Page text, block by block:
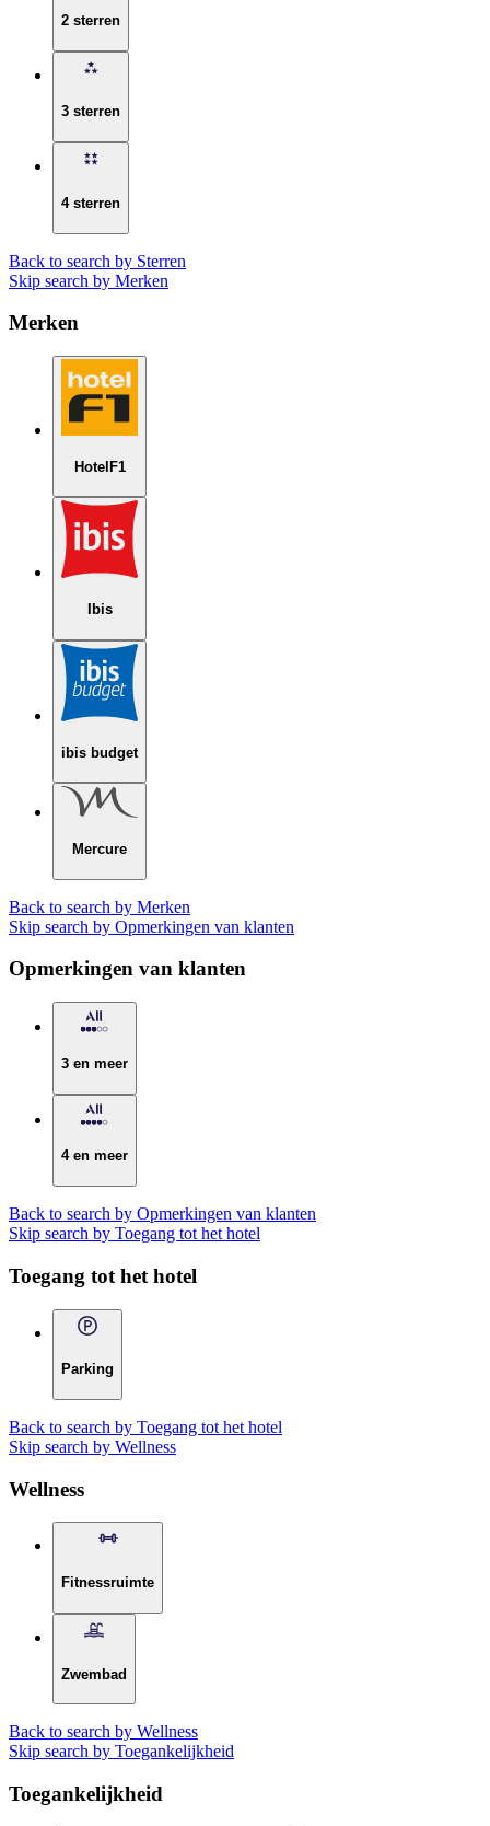
2 sterren
3 sterren
4 sterren
Back to search by Sterren
Skip search by Merken
Merken
HotelF1
Ibis
ibis budget
Mercure
Back to search by Merken
Skip search by Opmerkingen van klanten
Opmerkingen van klanten
3 en meer
4 en meer
Back to search by Opmerkingen van klanten
Skip search by Toegang tot het hotel
Toegang tot het hotel
Parking
Back to search by Toegang tot het hotel
Skip search by Wellness
Wellness
Fitnessruimte
Zwembad
Back to search by Wellness
Skip search by Toegankelijkheid
Toegankelijkheid